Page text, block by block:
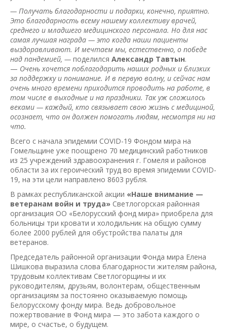
— Получать благодарности и подарки, конечно, приятно.
Это благодарность всему нашему коллективу врачей,
среднего и младшего медицинского персонала. Но для нас
самая лучшая награда — это когда наши пациенты
выздоравливают. И мечтаем мы, естественно, о победе
над пандемией, — поделился Александр Тавтын.
— Очень хочется поблагодарить наших родных и близких
за поддержку и понимание. И в первую волну, и сейчас нам
очень много времени приходится проводить на работе, в
том числе в выходные и на праздники. Так уж сложилось
веками — каждый, кто связывает свою жизнь с медициной,
осознает, что он должен помогать людям, несмотря ни на
что.
Всего с начала эпидемии COVID-19 Фондом мира на
Гомельщине уже поощрено 70 медицинский работников
из 25 учреждений здравоохранения г. Гомеля и районов
области за их героический труд во время эпидемии COVID-
19, на эти цели направлено 8603 рубля.
В рамках республиканской акции «Наше внимание —
ветеранам войн и труда» Светлогорская районная
организация ОО «Белорусский фонд мира» приобрела для
больницы три кровати и холодильник на общую сумму
более 2000 рублей для обустройства палаты для
ветеранов.
Председатель районной организации Фонда мира Елена
Шишкова выразила слова благодарности жителям района,
трудовым коллективам Светлогорщины и их
руководителям, друзьям, волонтерам, общественным
организациям за постоянно оказываемую помощь
Белорусскому фонду мира. Ведь добровольное
пожертвование в Фонд мира — это забота каждого о
мире, о счастье, о будущем.